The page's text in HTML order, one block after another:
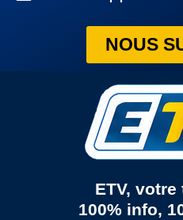
NOUS
ETV,
100% info,